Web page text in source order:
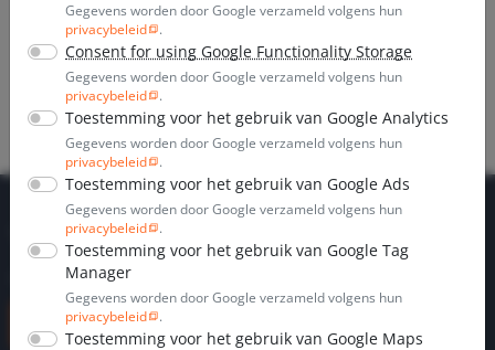
Snel, eenvoudig en zonder
overlast
Vraag nu een offerte aan en vergroot uw woonruimte!
Vergroot uw woning
met dakkapelen
Offerte aanvragen
Gegevens worden door Google verzameld volgens hun
privacybeleid
.
Consent for using Google Functionality Storage
Gegevens worden door Google verzameld volgens hun
privacybeleid
.
Toestemming voor het gebruik van Google Analytics
Gegevens worden door Google verzameld volgens hun
privacybeleid
.
Toestemming voor het gebruik van Google Ads
Gegevens worden door Google verzameld volgens hun
privacybeleid
.
Toestemming voor het gebruik van Google Tag
Manager
Gegevens worden door Google verzameld volgens hun
privacybeleid
.
Toestemming voor het gebruik van Google Maps